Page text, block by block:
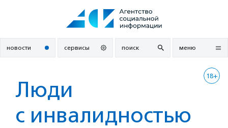
новости сервисы поиск меню
18+
Люди
с инвалидностью